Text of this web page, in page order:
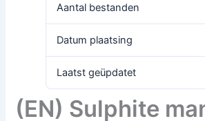
Aantal bestanden
Datum plaatsing
Laatst geüpdatet
(EN) Sulphite